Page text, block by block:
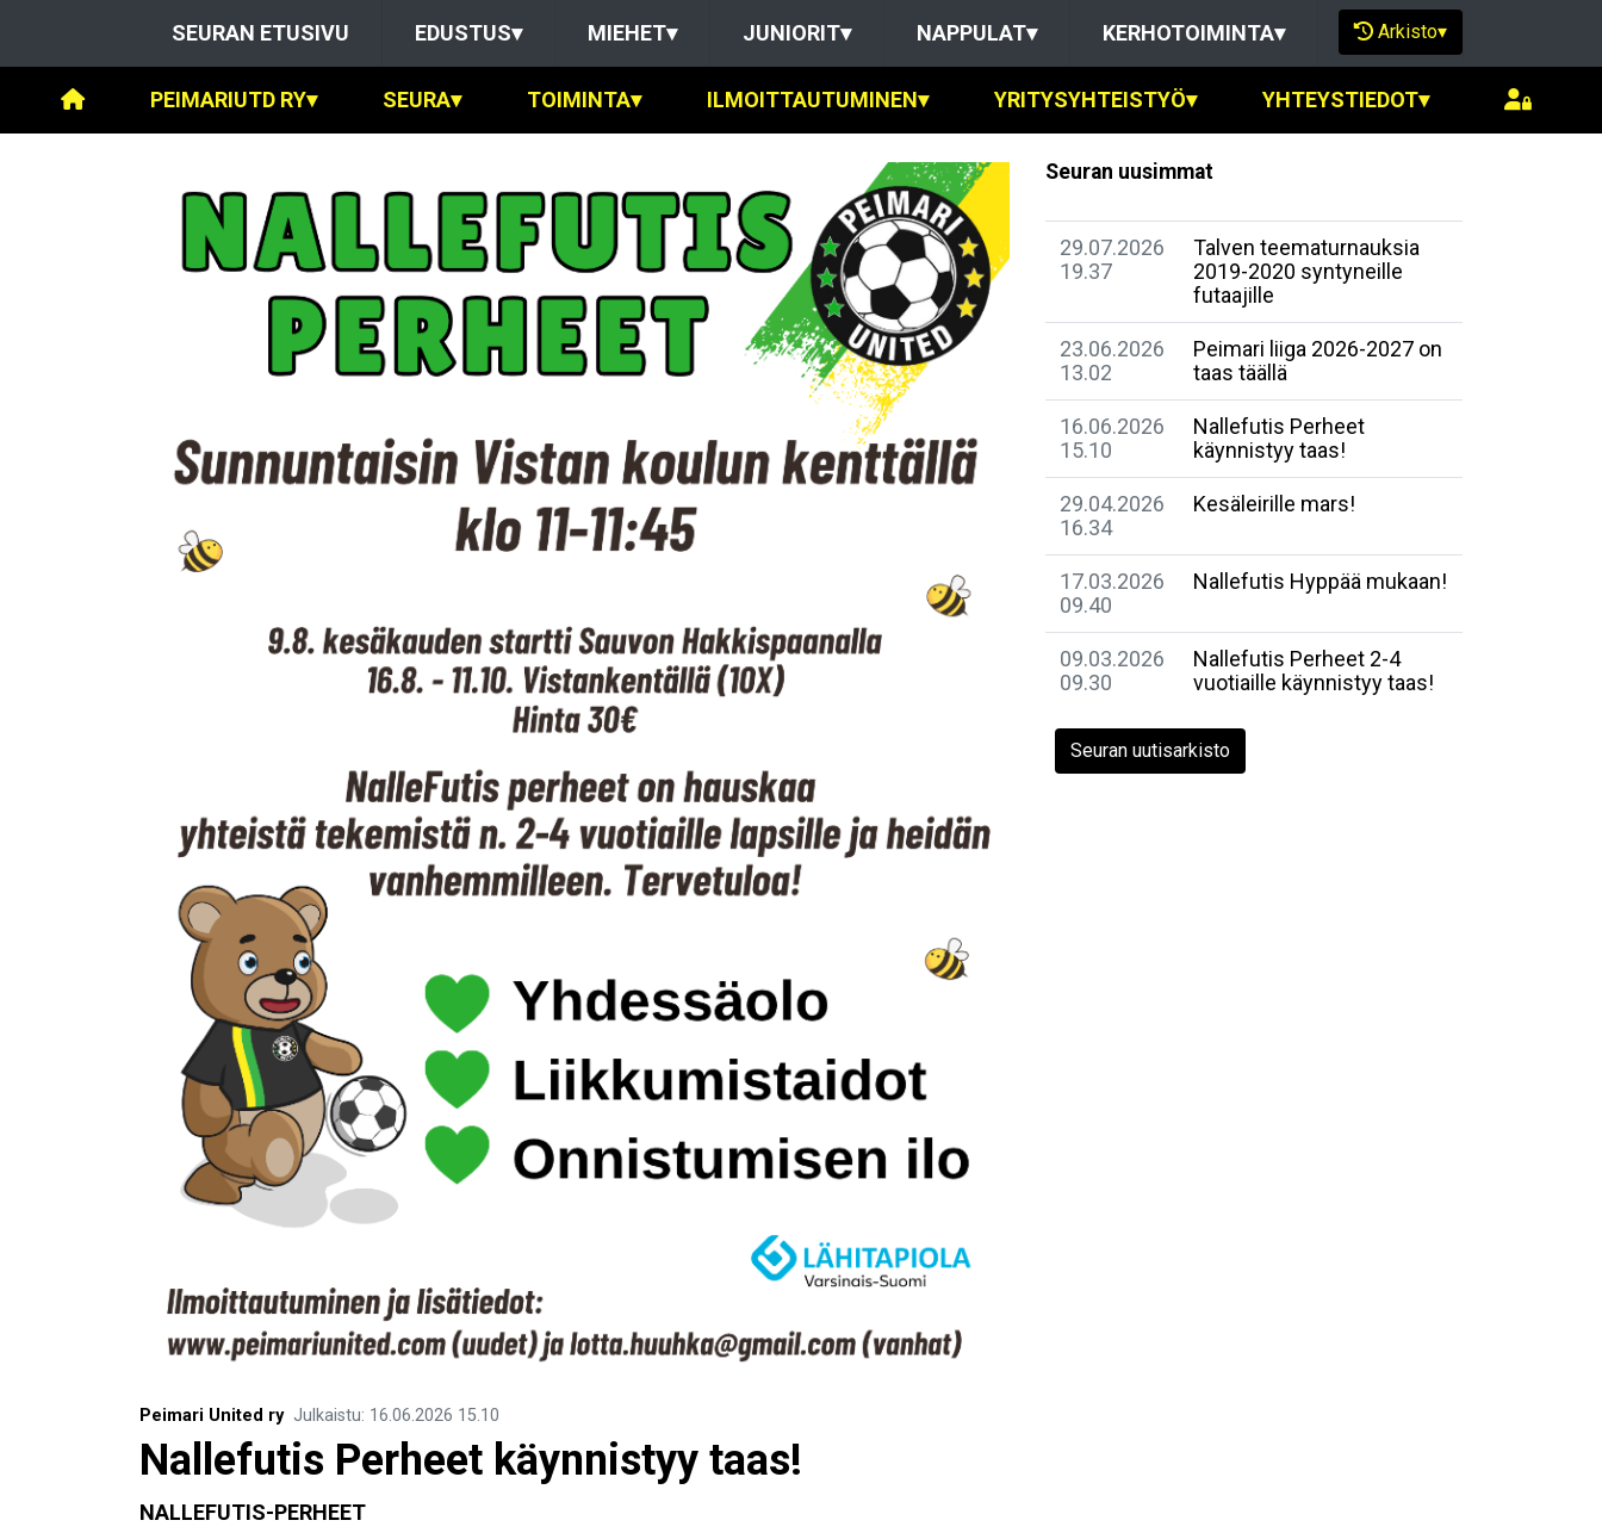
SEURAN ETUSIVU EDUSTUS▾ MIEHET▾ JUNIORIT▾ NAPPULAT▾ KERHOTOIMINTA▾ Arkisto▾
PEIMARIUTD RY▾ SEURA▾ TOIMINTA▾ ILMOITTAUTUMINEN▾ YRITYSYHTEISTYÖ▾ YHTEYSTIEDOT▾
Peimari United ry Julkaistu: 16.06.2026 15.10
Nallefutis Perheet käynnistyy taas!
NALLEFUTIS-PERHEET
Seuran uusimmat
29.07.2026
19.37
Talven teematurnauksia
2019-2020 syntyneille
futaajille
23.06.2026
13.02
Peimari liiga 2026-2027 on
taas täällä
16.06.2026
15.10
Nallefutis Perheet
käynnistyy taas!
29.04.2026
16.34
Kesäleirille mars!
17.03.2026
09.40
Nallefutis Hyppää mukaan!
09.03.2026
09.30
Nallefutis Perheet 2-4
vuotiaille käynnistyy taas!
Seuran uutisarkisto